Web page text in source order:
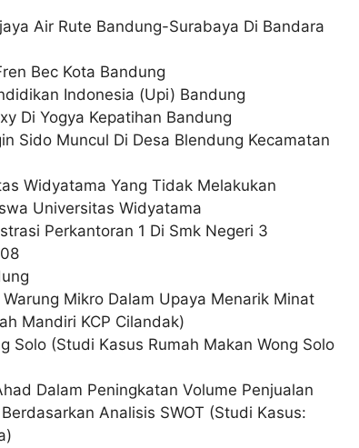
Air Rute Bandung-Surabaya Di Bandara
Bec Kota Bandung
Indonesia (Upi) Bandung
Di Yogya Kepatihan Bandung
Sido Muncul Di Desa Blendung Kecamatan
Widyatama Yang Tidak Melakukan
Universitas Widyatama
Perkantoran 1 Di Smk Negeri 3
Mikro Dalam Upaya Menarik Minat
Mandiri KCP Cilandak)
Solo (Studi Kasus Rumah Makan Wong Solo
Dalam Peningkatan Volume Penjualan
Analisis SWOT (Studi Kasus: